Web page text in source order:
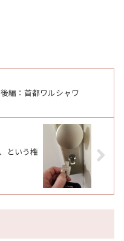
編：首都ワルシャワ
という権